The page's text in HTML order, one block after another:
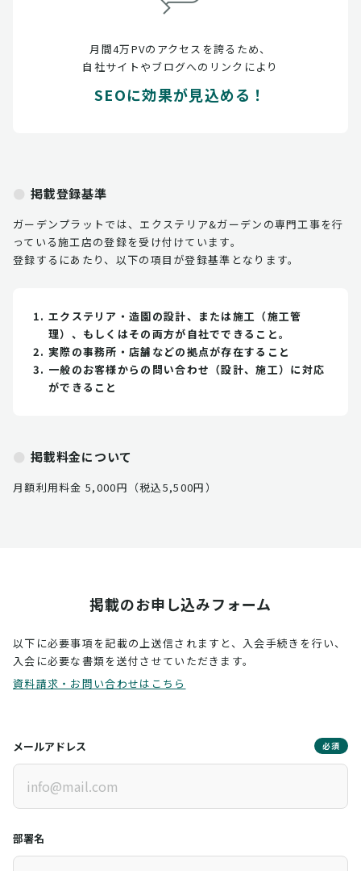
月間4万PVのアクセスを誇るため、
自社サイトやブログへのリンクにより
SEOに効果が見込める！
掲載登録基準
ガーデンプラットでは、エクステリア&ガーデンの専門工事を行
っている施工店の登録を受け付けています。
登録するにあたり、以下の項目が登録基準となります。
エクステリア・造園の設計、または施工（施工管
理）、もしくはその両方が自社でできること。
実際の事務所・店舗などの拠点が存在すること
一般のお客様からの問い合わせ（設計、施工）に対応
ができること
掲載料金について
月額利用料金 5,000円（税込5,500円）
掲載のお申し込みフォーム
以下に必要事項を記載の上送信されますと、入会手続きを行い、
入会に必要な書類を送付させていただきます。
資料請求・お問い合わせはこちら
メールアドレス 必須
部署名